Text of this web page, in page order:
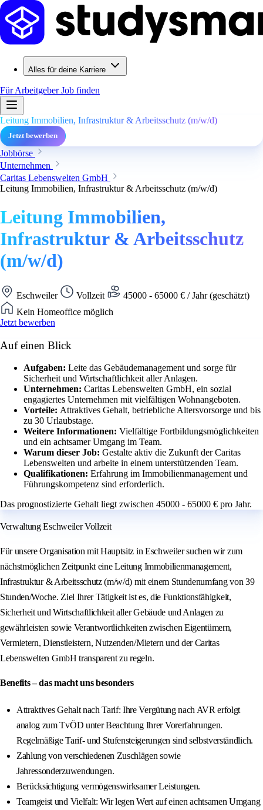
Alles für deine Karriere
Für ArbeitgeberJob finden
Leitung Immobilien, Infrastruktur & Arbeitsschutz (m/w/d)
Jetzt bewerben
Jobbörse
Unternehmen
Caritas Lebenswelten GmbH
Leitung Immobilien, Infrastruktur & Arbeitsschutz (m/w/d)
Leitung Immobilien,
Infrastruktur & Arbeitsschutz
(m/w/d)
Eschweiler Vollzeit
45000 - 65000 € / Jahr (geschätzt)
Kein Homeoffice möglich
Jetzt bewerben
Auf einen Blick
Aufgaben: Leite das Gebäudemanagement und sorge für
Sicherheit und Wirtschaftlichkeit aller Anlagen.
Unternehmen: Caritas Lebenswelten GmbH, ein sozial
engagiertes Unternehmen mit vielfältigen Wohnangeboten.
Vorteile: Attraktives Gehalt, betriebliche Altersvorsorge und bis
zu 30 Urlaubstage.
Weitere Informationen: Vielfältige Fortbildungsmöglichkeiten
und ein achtsamer Umgang im Team.
Warum dieser Job: Gestalte aktiv die Zukunft der Caritas
Lebenswelten und arbeite in einem unterstützenden Team.
Qualifikationen: Erfahrung im Immobilienmanagement und
Führungskompetenz sind erforderlich.
Das prognostizierte Gehalt liegt zwischen 45000 - 65000 € pro Jahr.
Verwaltung Eschweiler Vollzeit
Für unsere Organisation mit Hauptsitz in Eschweiler suchen wir zum
nächstmöglichen Zeitpunkt eine Leitung Immobilienmanagement,
Infrastruktur & Arbeitsschutz (m/w/d) mit einem Stundenumfang von 39
Stunden/Woche. Ziel Ihrer Tätigkeit ist es, die Funktionsfähigkeit,
Sicherheit und Wirtschaftlichkeit aller Gebäude und Anlagen zu
gewährleisten sowie Verantwortlichkeiten zwischen Eigentümern,
Vermietern, Dienstleistern, Nutzenden/Mietern und der Caritas
Lebenswelten GmbH transparent zu regeln.
Benefits – das macht uns besonders
Attraktives Gehalt nach Tarif: Ihre Vergütung nach AVR erfolgt
analog zum TvÖD unter Beachtung Ihrer Vorerfahrungen.
Regelmäßige Tarif- und Stufensteigerungen sind selbstverständlich.
Zahlung von verschiedenen Zuschlägen sowie
Jahressonderzuwendungen.
Berücksichtigung vermögenswirksamer Leistungen.
Teamgeist und Vielfalt: Wir legen Wert auf einen achtsamen Umgang